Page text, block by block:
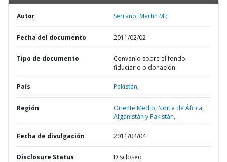
Autor Serrano, Martin M.;
Fecha del documento 2011/02/02
Tipo de documento
Convenio sobre el fondo
fiduciario o donación
País Pakistán,
Región
Oriente Medio, Norte de África,
Afganistán y Pakistán,
Fecha de divulgación 2011/04/04
Disclosure Status Disclosed